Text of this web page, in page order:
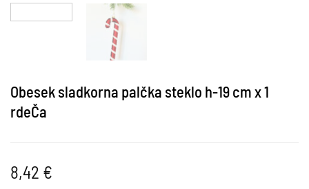
Obesek sladkorna palčka steklo h-19 cm x 1
rdeČa
8,42 €